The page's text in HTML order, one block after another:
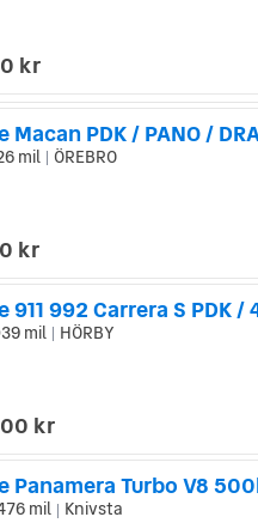
kr
PDK / PANO /
mil ÖREBRO
kr
911 992 Carrera S PDK
mil HÖRBY
kr
mil Knivsta